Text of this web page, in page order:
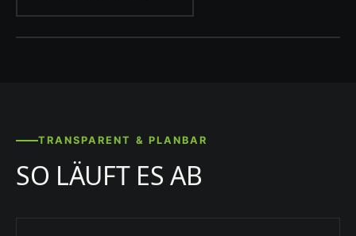
TRANSPARENT & PLANBAR
SO LÄUFT ES AB